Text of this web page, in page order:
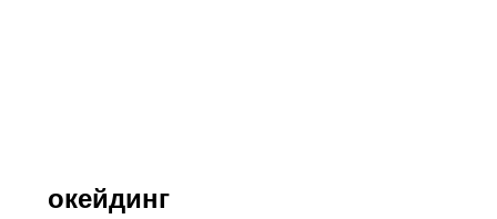
окейдинг